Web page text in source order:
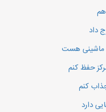
داد
ماشینی هست
حفظ کنم
کنم
دارد